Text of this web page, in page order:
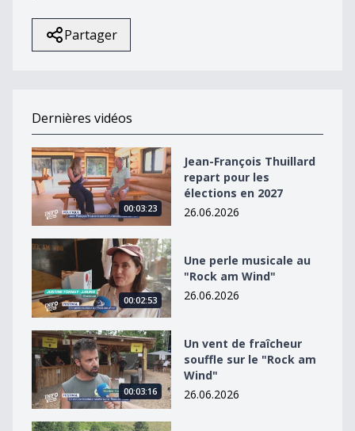
Partager
Dernières vidéos
Jean-François Thuillard repart pour les élections en
00:03:23
Jean-François Thuillard
repart pour les
élections en 2027
26.06.2026
Une perle musicale au &quot;Rock am Wind&quot;
00:02:53
Une perle musicale au
"Rock am Wind"
26.06.2026
Un vent de fraîcheur souffle sur le &quot;Rock am
00:03:16
Un vent de fraîcheur
souffle sur le "Rock am
Wind"
26.06.2026